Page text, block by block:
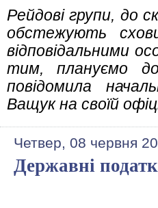
Рейдові групи, до
обстежують
відповідальними
тим, плануємо
повідомила
Ващук на своїй
Четвер, 08 червня
Державні